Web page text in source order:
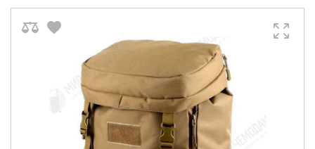
Сумки колесные
Сумки спортивные
Сумки деловые
Сумки поясные
Сумки пляжные